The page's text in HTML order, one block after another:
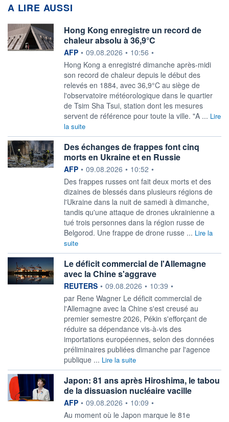
A LIRE AUSSI
Hong Kong enregistre un record de
chaleur absolu à 36,9°C
information fournie par
AFP • 09.08.2026 • 10:56 •
Hong Kong a enregistré dimanche après-midi
son record de chaleur depuis le début des
relevés en 1884, avec 36,9°C au siège de
l'observatoire météorologique dans le quartier
de Tsim Sha Tsui, station dont les mesures
servent de référence pour toute la ville. "A ... Lire
la suite
Des échanges de frappes font cinq
morts en Ukraine et en Russie
information fournie par
AFP • 09.08.2026 • 10:52 •
Des frappes russes ont fait deux morts et des
dizaines de blessés dans plusieurs régions de
l'Ukraine dans la nuit de samedi à dimanche,
tandis qu'une attaque de drones ukrainienne a
tué trois personnes dans la région russe de
Belgorod. Une frappe de drone russe ... Lire la
suite
Le déficit commercial de l'Allemagne
avec la Chine s'aggrave
information fournie par
REUTERS • 09.08.2026 • 10:39 •
par Rene Wagner Le déficit commercial de
l'Allemagne avec ‌la Chine s'est creusé au
premier semestre 2026, Pékin s'efforçant de
réduire sa dépendance vis-à-vis des
importations européennes, selon ​des données
préliminaires publiées dimanche par l'agence
publique ... Lire la suite
Japon: 81 ans après Hiroshima, le tabou
de la dissuasion nucléaire vacille
information fournie par
AFP • 09.08.2026 • 10:09 •
Au moment où le Japon marque le 81e